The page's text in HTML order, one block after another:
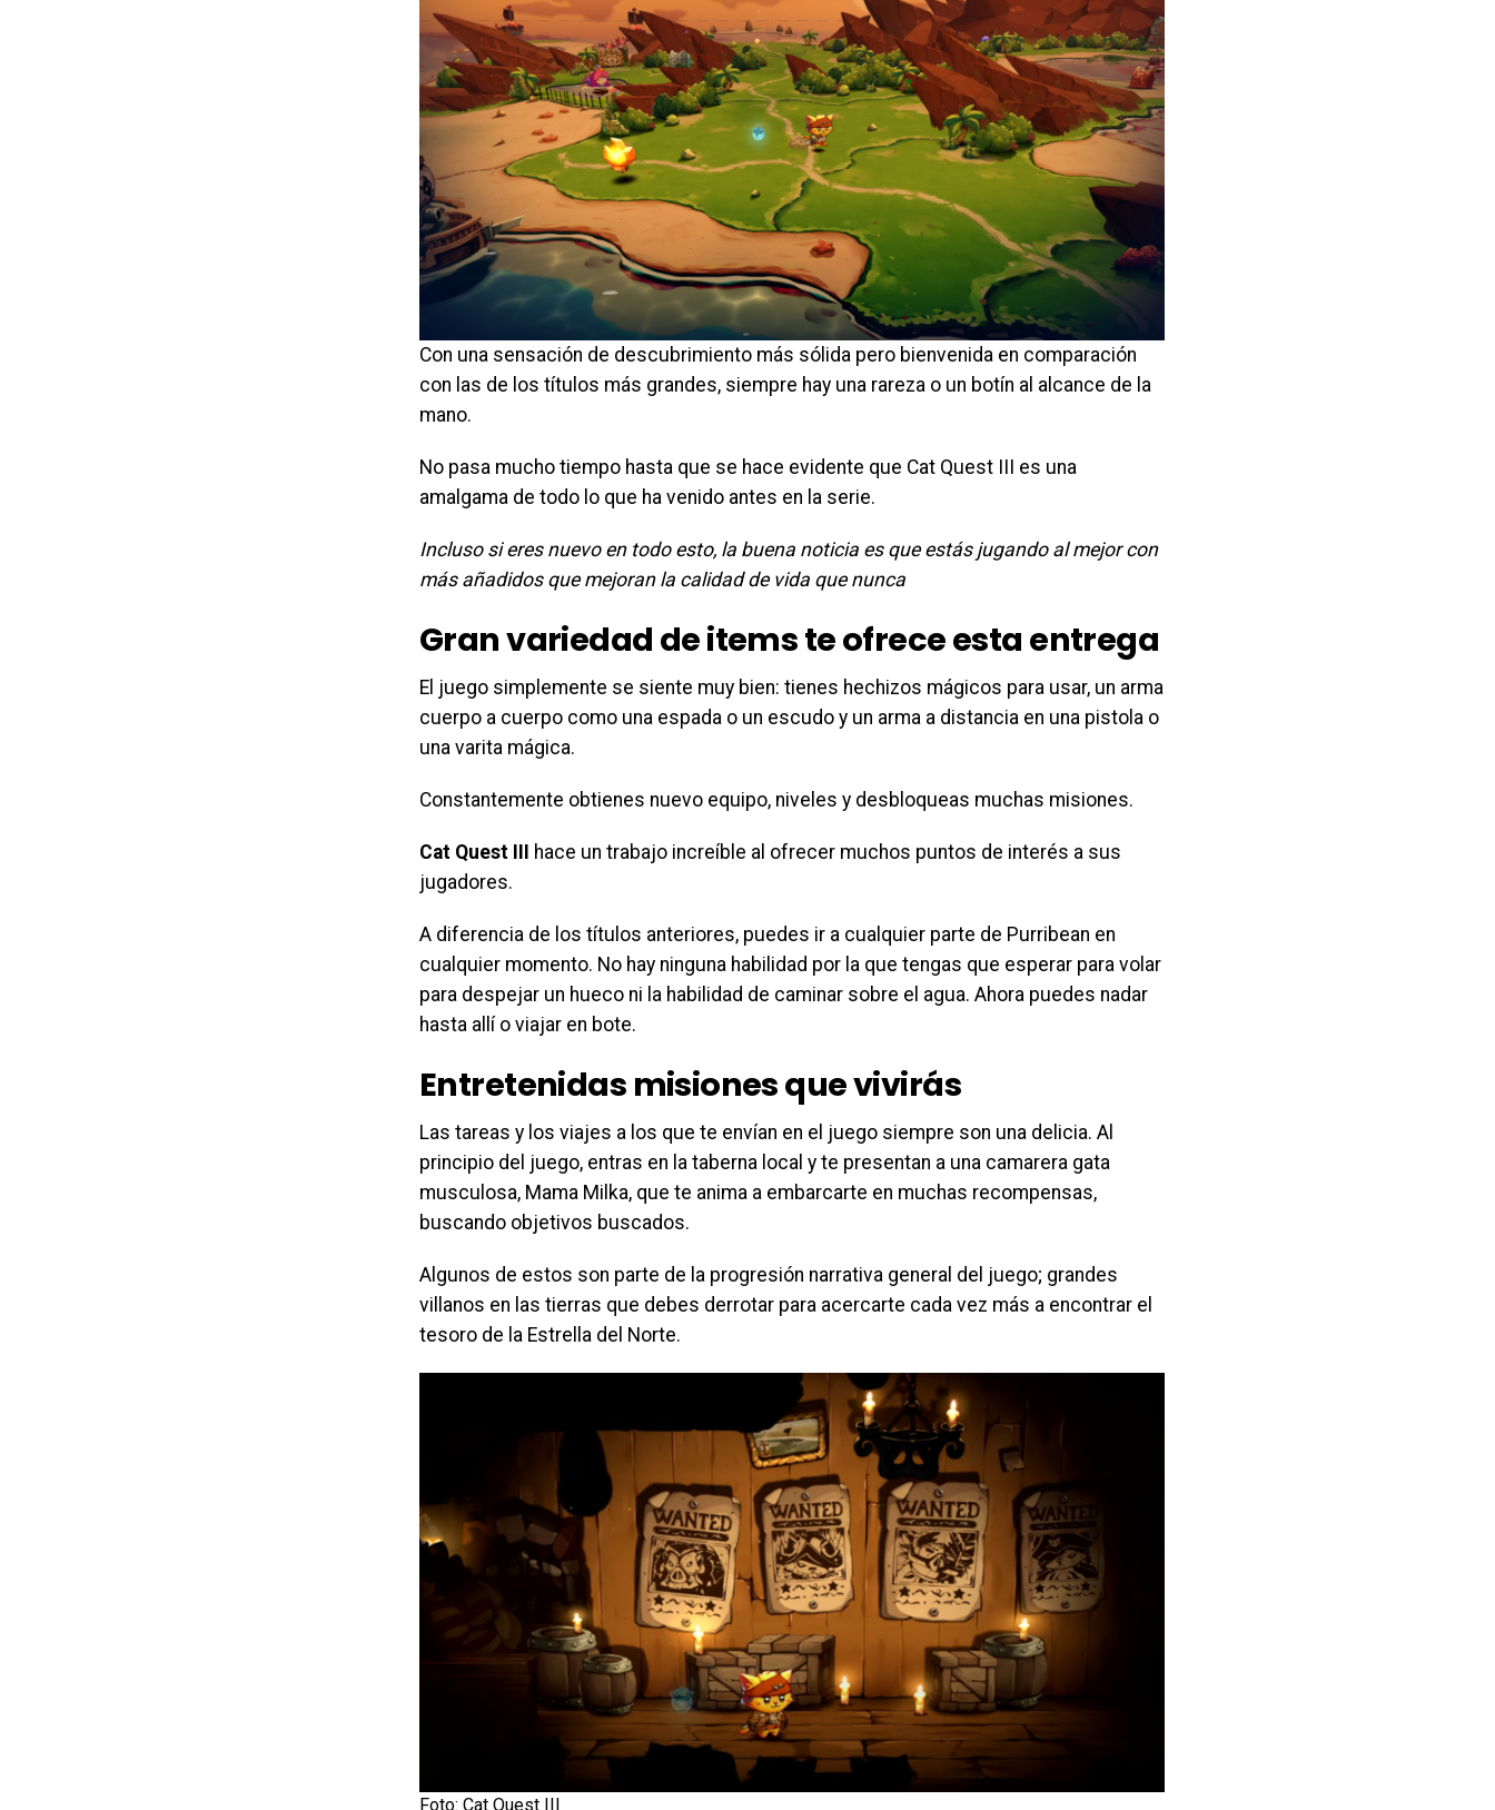
Con una sensación de descubrimiento más sólida pero bienvenida en comparación
con las de los títulos más grandes, siempre hay una rareza o un botín al alcance de la
mano.
No pasa mucho tiempo hasta que se hace evidente que Cat Quest III es una
amalgama de todo lo que ha venido antes en la serie.
Incluso si eres nuevo en todo esto, la buena noticia es que estás jugando al mejor con
más añadidos que mejoran la calidad de vida que nunca
Gran variedad de items te ofrece esta entrega
El juego simplemente se siente muy bien: tienes hechizos mágicos para usar, un arma
cuerpo a cuerpo como una espada o un escudo y un arma a distancia en una pistola o
una varita mágica.
Constantemente obtienes nuevo equipo, niveles y desbloqueas muchas misiones.
Cat Quest III hace un trabajo increíble al ofrecer muchos puntos de interés a sus
jugadores.
A diferencia de los títulos anteriores, puedes ir a cualquier parte de Purribean en
cualquier momento. No hay ninguna habilidad por la que tengas que esperar para volar
para despejar un hueco ni la habilidad de caminar sobre el agua. Ahora puedes nadar
hasta allí o viajar en bote.
Entretenidas misiones que vivirás
Las tareas y los viajes a los que te envían en el juego siempre son una delicia. Al
principio del juego, entras en la taberna local y te presentan a una camarera gata
musculosa, Mama Milka, que te anima a embarcarte en muchas recompensas,
buscando objetivos buscados.
Algunos de estos son parte de la progresión narrativa general del juego; grandes
villanos en las tierras que debes derrotar para acercarte cada vez más a encontrar el
tesoro de la Estrella del Norte.
Foto: Cat Quest III